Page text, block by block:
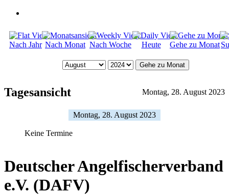
Nach Jahr Nach Monat Nach Woche Heute Gehe zu Monat
Gehe zu Monat
Tagesansicht Montag, 28. August 2023
Montag, 28. August 2023
Keine Termine
Deutscher Angelfischerverband
e.V. (DAFV)